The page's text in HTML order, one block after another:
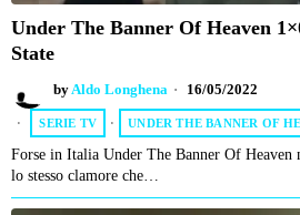
Under The Banner Of Heaven
State
byAldo Longhena 16/05/2022
SERIE TV · UNDER THE BANNER OF
Forse in Italia Under The Banner Of Heaven
lo stesso clamore che…